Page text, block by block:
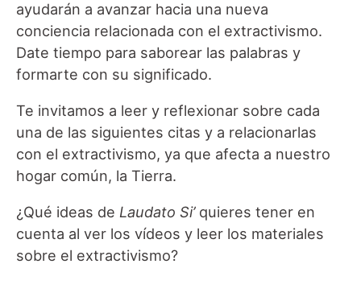
ayudarán a avanzar hacia una nueva
conciencia relacionada con el extractivismo.
Date tiempo para saborear las palabras y
formarte con su significado.
Te invitamos a leer y reflexionar sobre cada
una de las siguientes citas y a relacionarlas
con el extractivismo, ya que afecta a nuestro
hogar común, la Tierra.
¿Qué ideas de Laudato Si’quieres tener en
cuenta al ver los vídeos y leer los materiales
sobre el extractivismo?